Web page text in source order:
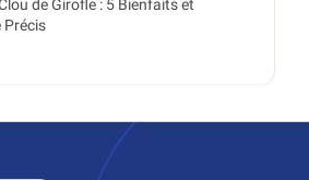
de Girofle : 5 Bienfaits et
Précis